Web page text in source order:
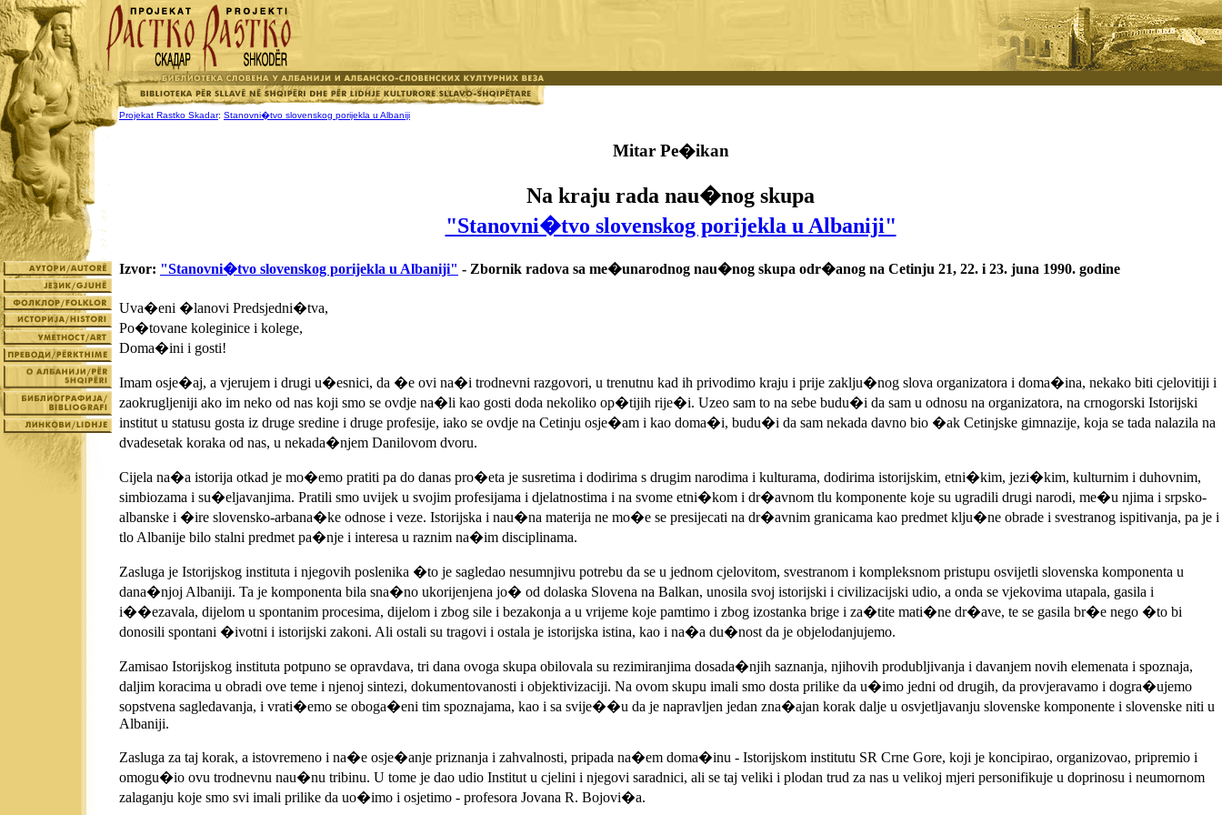
Projekat Rastko Skadar: Stanovni�tvo slovenskog porijekla u Albaniji
Mitar Pe�ikan
Na kraju rada nau�nog skupa
"Stanovni�tvo slovenskog porijekla u Albaniji"
Izvor: "Stanovni�tvo slovenskog porijekla u Albaniji" - Zbornik radova sa me�unarodnog nau�nog skupa odr�anog na Cetinju 21, 22. i 23. juna 1990. godine
Uva�eni �lanovi Predsjedni�tva,
Po�tovane koleginice i kolege,
Doma�ini i gosti!
Imam osje�aj, a vjerujem i drugi u�esnici, da �e ovi na�i trodnevni razgovori, u trenutnu kad ih privodimo kraju i prije zaklju�nog slova organizatora i doma�ina, nekako biti cjelovitiji i
zaokrugljeniji ako im neko od nas koji smo se ovdje na�li kao gosti doda nekoliko op�tijih rije�i. Uzeo sam to na sebe budu�i da sam u odnosu na organizatora, na crnogorski Istorijski
institut u statusu gosta iz druge sredine i druge profesije, iako se ovdje na Cetinju osje�am i kao doma�i, budu�i da sam nekada davno bio �ak Cetinjske gimnazije, koja se tada nalazila na
dvadesetak koraka od nas, u nekada�njem Danilovom dvoru.
Cijela na�a istorija otkad je mo�emo pratiti pa do danas pro�eta je susretima i dodirima s drugim narodima i kulturama, dodirima istorijskim, etni�kim, jezi�kim, kulturnim i duhovnim,
simbiozama i su�eljavanjima. Pratili smo uvijek u svojim profesijama i djelatnostima i na svome etni�kom i dr�avnom tlu komponente koje su ugradili drugi narodi, me�u njima i srpsko-
albanske i �ire slovensko-arbana�ke odnose i veze. Istorijska i nau�na materija ne mo�e se presijecati na dr�avnim granicama kao predmet klju�ne obrade i svestranog ispitivanja, pa je i
tlo Albanije bilo stalni predmet pa�nje i interesa u raznim na�im disciplinama.
Zasluga je Istorijskog instituta i njegovih poslenika �to je sagledao nesumnjivu potrebu da se u jednom cjelovitom, svestranom i kompleksnom pristupu osvijetli slovenska komponenta u
dana�njoj Albaniji. Ta je komponenta bila sna�no ukorijenjena jo� od dolaska Slovena na Balkan, unosila svoj istorijski i civilizacijski udio, a onda se vjekovima utapala, gasila i
i��ezavala, dijelom u spontanim procesima, dijelom i zbog sile i bezakonja a u vrijeme koje pamtimo i zbog izostanka brige i za�tite mati�ne dr�ave, te se gasila br�e nego �to bi
donosili spontani �ivotni i istorijski zakoni. Ali ostali su tragovi i ostala je istorijska istina, kao i na�a du�nost da je objelodanjujemo.
Zamisao Istorijskog instituta potpuno se opravdava, tri dana ovoga skupa obilovala su rezimiranjima dosada�njih saznanja, njihovih produbljivanja i davanjem novih elemenata i spoznaja,
daljim koracima u obradi ove teme i njenoj sintezi, dokumentovanosti i objektivizaciji. Na ovom skupu imali smo dosta prilike da u�imo jedni od drugih, da provjeravamo i dogra�ujemo
sopstvena sagledavanja, i vrati�emo se oboga�eni tim spoznajama, kao i sa svije��u da je napravljen jedan zna�ajan korak dalje u osvjetljavanju slovenske komponente i slovenske niti u
Albaniji.
Zasluga za taj korak, a istovremeno i na�e osje�anje priznanja i zahvalnosti, pripada na�em doma�inu - Istorijskom institutu SR Crne Gore, koji je koncipirao, organizovao, pripremio i
omogu�io ovu trodnevnu nau�nu tribinu. U tome je dao udio Institut u cjelini i njegovi saradnici, ali se taj veliki i plodan trud za nas u velikoj mjeri personifikuje u doprinosu i neumornom
zalaganju koje smo svi imali prilike da uo�imo i osjetimo - profesora Jovana R. Bojovi�a.